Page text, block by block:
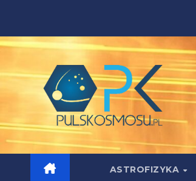
content
ASTROFIZYKA